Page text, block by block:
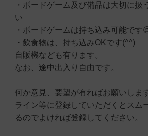
・ボードゲーム及び備品は大切に扱
い
・ボードゲームは持ち込み可能です
・飲食物は、持ち込みOKです(^^)
自販機なども有ります。
なお、途中出入り自由です。
何か意見、要望が有ればお願いしま
ライン等に登録していただくとスム
るのでよければ登録してください。